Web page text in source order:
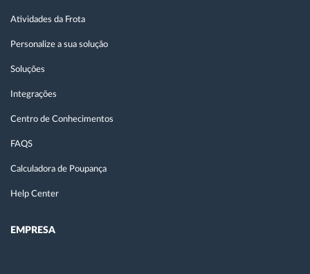
Atividades da Frota
Personalize a sua solução
Soluções
Integrações
Centro de Conhecimentos
FAQS
Calculadora de Poupança
Help Center
EMPRESA